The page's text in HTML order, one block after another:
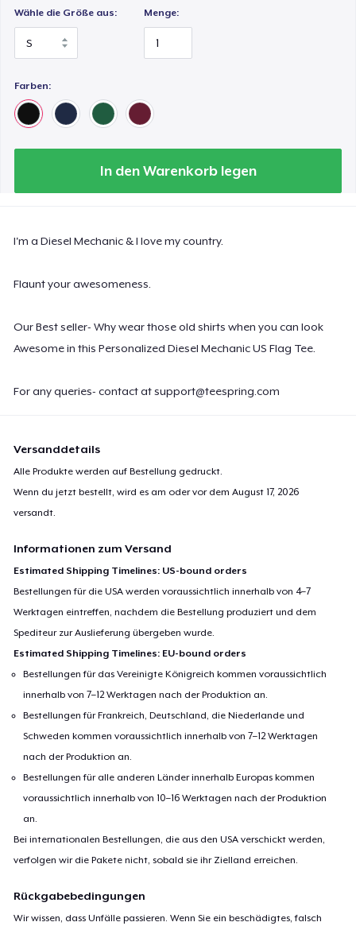
Wähle die Größe aus: Menge:
Farben:
In den Warenkorb legen
I'm a Diesel Mechanic & I love my country.
Flaunt your awesomeness.
Our Best seller- Why wear those old shirts when you can look
Awesome in this Personalized Diesel Mechanic US Flag Tee.
For any queries- contact atsupport@teespring.com
Versanddetails
Alle Produkte werden auf Bestellung gedruckt.
Wenn du jetzt bestellt, wird es am oder vor demAugust 17, 2026
versandt.
Informationen zum Versand
Estimated Shipping Timelines: US-bound orders
Bestellungen für die USA werden voraussichtlich innerhalb von 4–7
Werktagen eintreffen, nachdem die Bestellung produziert und dem
Spediteur zur Auslieferung übergeben wurde.
Estimated Shipping Timelines: EU-bound orders
Bestellungen für das Vereinigte Königreich kommen voraussichtlich
innerhalb von 7–12 Werktagen nach der Produktion an.
Bestellungen für Frankreich, Deutschland, die Niederlande und
Schweden kommen voraussichtlich innerhalb von 7–12 Werktagen
nach der Produktion an.
Bestellungen für alle anderen Länder innerhalb Europas kommen
voraussichtlich innerhalb von 10–16 Werktagen nach der Produktion
an.
Bei internationalen Bestellungen, die aus den USA verschickt werden,
verfolgen wir die Pakete nicht, sobald sie ihr Zielland erreichen.
Rückgabebedingungen
Wir wissen, dass Unfälle passieren. Wenn Sie ein beschädigtes, falsch